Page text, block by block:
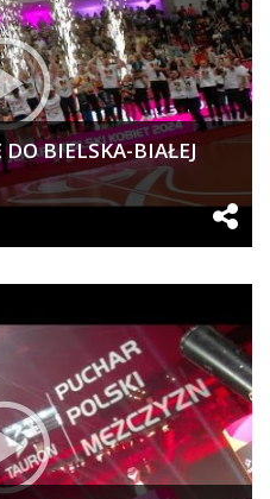
BIELSKA-BIAŁEJ